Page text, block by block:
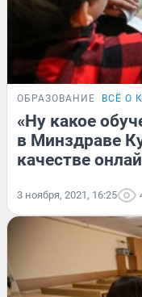
ОБРАЗОВАНИЕ ВСЁ О
«Ну какое
в Минздраве
качестве
3 ноября, 2021, 16:25